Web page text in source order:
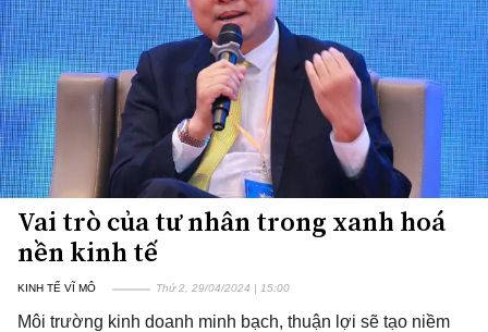
Vai trò của tư nhân trong xanh hoá
nền kinh tế
KINH TẾ VĨ MÔ Thứ 2, 29/04/2024 | 15:00
Môi trường kinh doanh minh bạch, thuận lợi sẽ tạo niềm